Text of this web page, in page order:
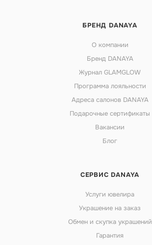
БРЕНД DANAYA
О компании
Бренд DANAYA
Журнал GLAMGLOW
Программа лояльности
Адреса салонов DANAYA
Подарочные сертификаты
Вакансии
Блог
СЕРВИС DANAYA
Услуги ювелира
Украшение на заказ
Обмен и скупка украшений
Гарантия